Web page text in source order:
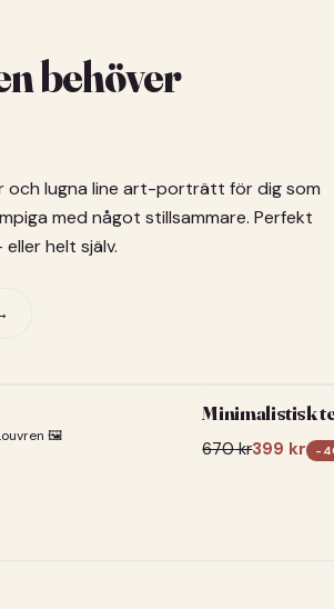
behöver
och lugna line art-porträtt för dig som
med något stillsammare. Perfekt
helt själv.
🖼️
Minimalistisk
670kr399 kr -